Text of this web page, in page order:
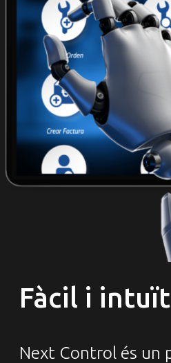
Fàcil i
Next Control és un